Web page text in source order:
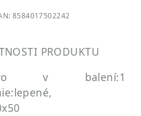
8584017502242
PRODUKTU
v balení:1